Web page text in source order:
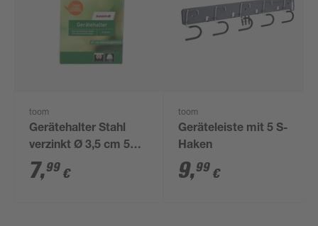
toom
Gerätehalter Stahl
verzinkt Ø 3,5 cm 5
Stück
7,99 €
toom
Geräteleiste mit 5 S-
Haken
9,99 €